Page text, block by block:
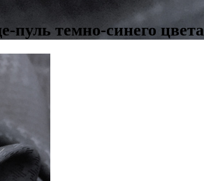
пуль темно-синего цвета